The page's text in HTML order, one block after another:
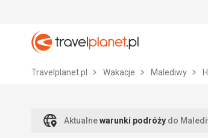
Travelplanet.pl
Travelplanet.pl Wakacje Malediwy
Aktualnewarunki podróży do